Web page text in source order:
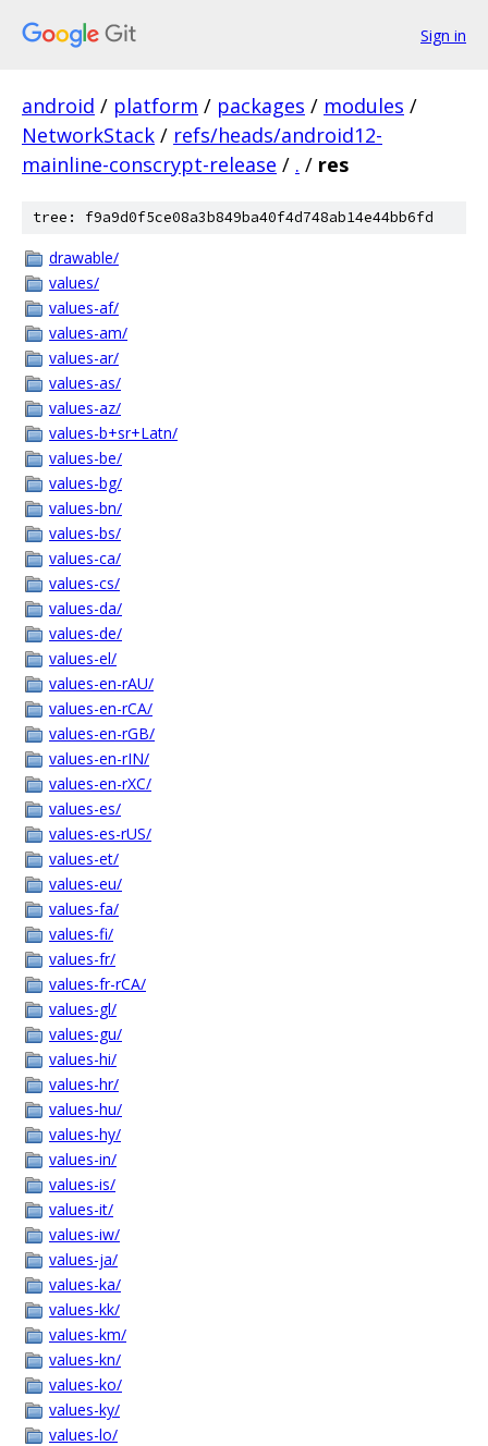
Sign in
android / platform / packages / modules /
NetworkStack / refs/heads/android12-
mainline-conscrypt-release / . / res
tree: f9a9d0f5ce08a3b849ba40f4d748ab14e44bb6fd
drawable/
values/
values-af/
values-am/
values-ar/
values-as/
values-az/
values-b+sr+Latn/
values-be/
values-bg/
values-bn/
values-bs/
values-ca/
values-cs/
values-da/
values-de/
values-el/
values-en-rAU/
values-en-rCA/
values-en-rGB/
values-en-rIN/
values-en-rXC/
values-es/
values-es-rUS/
values-et/
values-eu/
values-fa/
values-fi/
values-fr/
values-fr-rCA/
values-gl/
values-gu/
values-hi/
values-hr/
values-hu/
values-hy/
values-in/
values-is/
values-it/
values-iw/
values-ja/
values-ka/
values-kk/
values-km/
values-kn/
values-ko/
values-ky/
values-lo/